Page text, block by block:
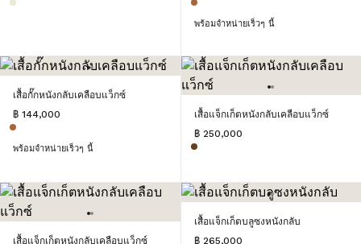
พร้อมจำหน่ายเร็วๆ นี้
เสื้อกั๊กหนังกลับเคลือบแว็กซ์
฿ 144,000
พร้อมจำหน่ายเร็วๆ นี้
เสื้อแจ็กเก็ตหนังกลับเคลือบแว็กซ์
฿ 250,000
เสื้อแจ็กเก็ตหนังกลับเคลือบแว็กซ์
เสื้อแจ็กเก็ตบลูซงหนังกลับ
฿ 265,000